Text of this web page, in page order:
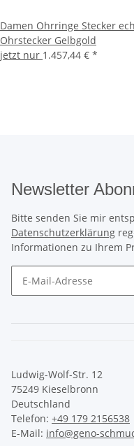
Damen Ohrringe Stecker
Ohrstecker Gelbgold
jetzt nur 1.457,44 € *
Newsletter
Bitte senden Sie mir
Datenschutzerklärung
Informationen zu Ihrem
Ludwig-Wolf-Str. 12
75249 Kieselbronn
Deutschland
Telefon: +49 179 2156538
E-Mail: info@geno-